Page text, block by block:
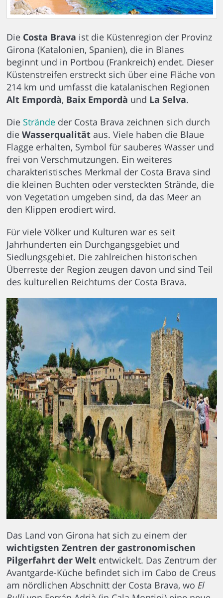
DieCosta Brava ist die Küstenregion der Provinz
Girona (Katalonien, Spanien), die in Blanes
beginnt und in Portbou (Frankreich) endet. Dieser
Küstenstreifen erstreckt sich über eine Fläche von
214 km und umfasst die katalanischen Regionen
Alt Empordà, Baix Empordà und La Selva.
Die Strändeder Costa Brava zeichnen sich durch
die Wasserqualitätaus. Viele haben die Blaue
Flagge erhalten, Symbol für sauberes Wasser und
frei von Verschmutzungen. Ein weiteres
charakteristisches Merkmal der Costa Brava sind
die kleinen Buchten oder versteckten Strände, die
von Vegetation umgeben sind, da das Meer an
den Klippen erodiert wird.
Für viele Völker und Kulturen war es seit
Jahrhunderten ein Durchgangsgebiet und
Siedlungsgebiet. Die zahlreichen historischen
Überreste der Region zeugen davon und sind Teil
des kulturellen Reichtums der Costa Brava.
Das Land von Girona hat sich zu einem der
wichtigsten Zentren der gastronomischen
Pilgerfahrt der Weltentwickelt. Das Zentrum der
Avantgarde-Küche befindet sich im Cabo de Creus
am nördlichen Abschnitt der Costa Brava, wo El